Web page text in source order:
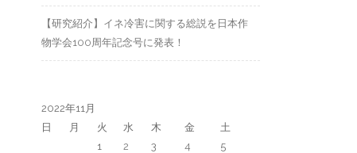
【研究紹介】イネ冷害に関する総説を日本作
物学会100周年記念号に発表！
2022年11月
日
月 火 水 木 金 土
1 2 3 4
5